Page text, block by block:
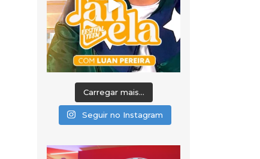
Carregar mais...
Seguir no Instagram